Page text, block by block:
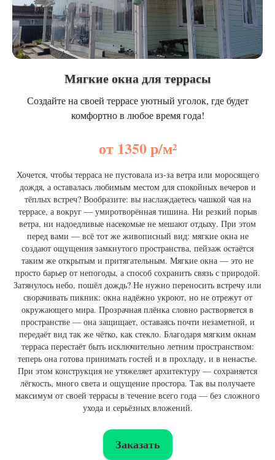
Мягкие окна для террасы
Создайте на своей террасе уютный уголок, где будет
комфортно в любое время года!
от 1350 р/м²
Хочется, чтобы терраса не пустовала из‑за ветра или моросящего
дождя, а оставалась любимым местом для спокойных вечеров и
тёплых встреч? Вообразите: вы наслаждаетесь чашкой чая на
террасе, а вокруг — умиротворённая тишина. Ни резкий порыв
ветра, ни надоедливые насекомые не мешают отдыху. При этом
перед вами — всё тот же живописный вид: мягкие окна не
создают ощущения замкнутого пространства, пейзаж остаётся
таким же открытым и притягательным. Мягкие окна — это не
просто барьер от непогоды, а способ сохранить связь с природой.
Затянулось небо, пошёл дождь? Не нужно переносить встречу или
сворачивать пикник: окна надёжно укроют, но не отрежут от
окружающего мира. Прозрачная плёнка словно растворяется в
пространстве — она защищает, оставаясь почти незаметной, и
передаёт вид так же чётко, как стекло. Благодаря мягким окнам
терраса перестаёт быть исключительно летним пространством:
теперь она готова принимать гостей и в прохладу, и в ненастье.
При этом конструкция не утяжеляет архитектуру — сохраняется
лёгкость, много света и ощущение простора. Так вы получаете
максимум от своей террасы в течение всего года — без сложного
ухода и серьёзных вложений.
Заказать